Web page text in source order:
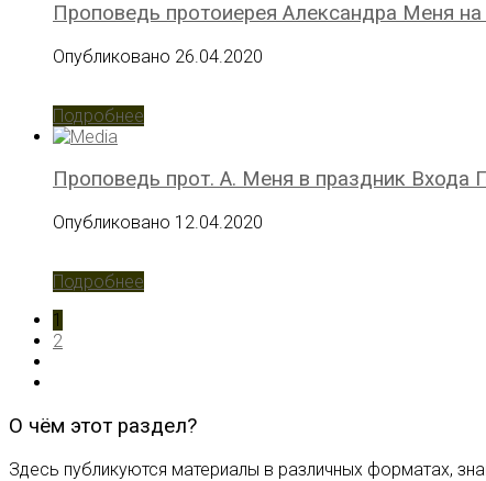
Проповедь протоиерея Александра Меня
Опубликовано 26.04.2020
Подробнее
Проповедь прот. А. Меня в праздник Входа
Опубликовано 12.04.2020
Подробнее
1
2
О чём этот раздел?
Здесь публикуются материалы в различных форматах,